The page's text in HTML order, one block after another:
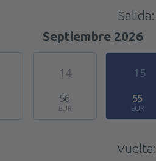
Salida:
Septiembre 2026
14
56
EUR
15
55
EUR
Vuelta: